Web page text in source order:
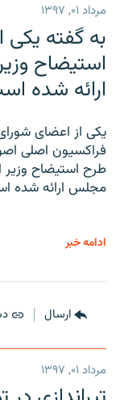
مرداد ۰۱, ۱۳۹۷
به گفته
استیضاح
ارائه شده
یکی از اعضای
فراکسیون اصلی
مجلس ارائه شده
ادامه خبر
ارسال
مرداد ۰۱, ۱۳۹۷